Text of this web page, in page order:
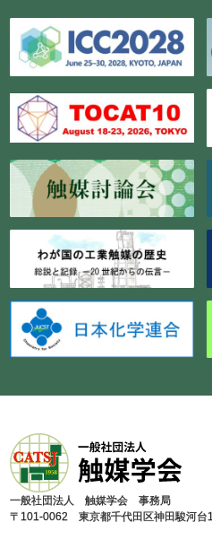
⼀般社団法⼈ 触媒学会 事務局
〒101-0062 東京都千代⽥区神⽥駿河台